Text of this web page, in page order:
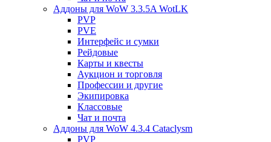
Аддоны для WoW 3.3.5A WotLK
PVP
PVE
Интерфейс и сумки
Рейдовые
Карты и квесты
Аукцион и торговля
Профессии и другие
Экипировка
Классовые
Чат и почта
Аддоны для WoW 4.3.4 Cataclysm
PVP